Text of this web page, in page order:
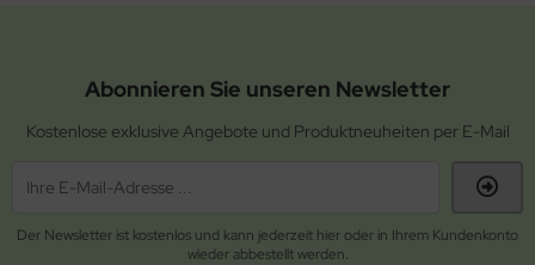
Abonnieren Sie unseren Newsletter
Kostenlose exklusive Angebote und Produktneuheiten per E-Mail
Der Newsletter ist kostenlos und kann jederzeit hier oder in Ihrem Kundenkonto
wieder abbestellt werden.